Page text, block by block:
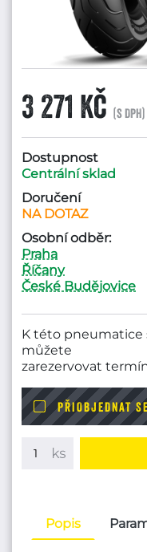
3 271 Kč (s DPH)
Dostupnost
Centrální sklad
Doručení
NA DOTAZ
Osobní odběr:
Praha
Říčany
České Budějovice
K této pneumatice
můžete
zarezervovat
PŘIOBJEDNAT
Popis